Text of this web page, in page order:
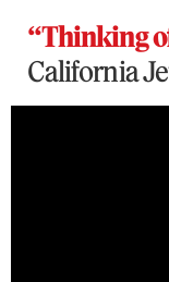
“Thinking
California